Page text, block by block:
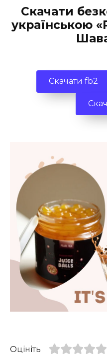
Скачати
українською
Скачати fb2
Оцініть